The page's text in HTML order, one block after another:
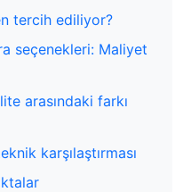
tercih ediliyor?
seçenekleri: Maliyet
arasındaki farkı
karşılaştırması